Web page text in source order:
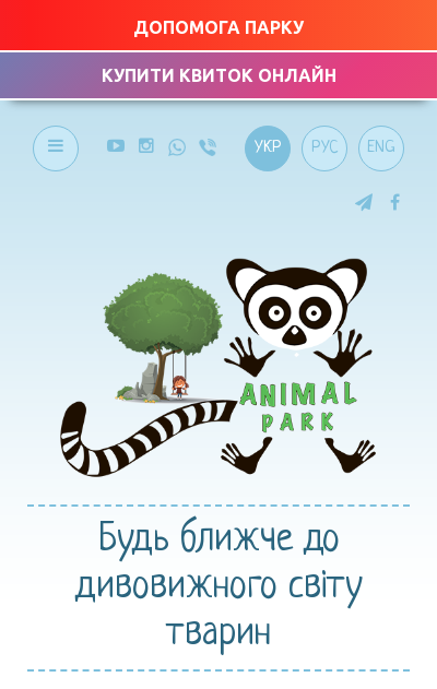
ДОПОМОГА ПАРКУ
КУПИТИ КВИТОК ОНЛАЙН
ENG
РУС
УКР
Будь ближчедо
дивовижного світу
тварин